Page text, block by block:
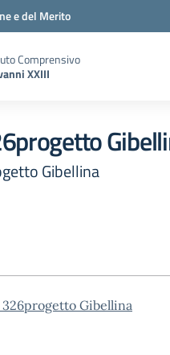
degli strumenti
e del Merito
Comprensivo
XXIII
Gibellina
Gibellina